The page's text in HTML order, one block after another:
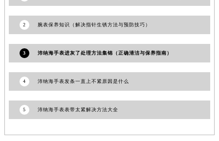
2 腕表保养知识（解决指针生锈方法与预防技巧）
3 沛纳海手表进灰了处理方法集锦（正确清洁与保养指南）
4 沛纳海手表发条一直上不紧原因是什么
5 沛纳海手表表带太紧解决方法大全